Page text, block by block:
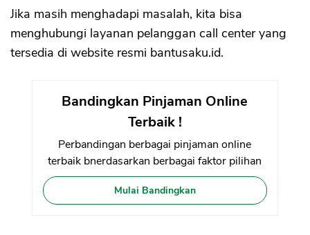
Jika masih menghadapi masalah, kita bisa
menghubungi layanan pelanggan call center yang
tersedia di website resmi bantusaku.id.
Bandingkan Pinjaman Online
Terbaik !
Perbandingan berbagai pinjaman online
terbaik bnerdasarkan berbagai faktor pilihan
Mulai Bandingkan